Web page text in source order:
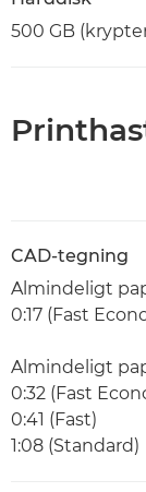
500 GB
CAD-tegning
Almindeligt
0:17 (Fast
Almindeligt
0:32 (Fast
0:41 (Fast)
1:08 (Standard)